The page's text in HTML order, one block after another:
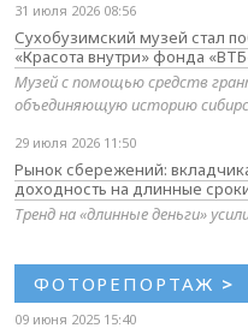
31 июля 2026 08:56
Сухобузимский музей стал
«Красота внутри» фонда
Музей с помощью средств
объединяющую историю
29 июля 2026 11:50
Рынок сбережений:
доходность на длинные
Тренд на «длинные деньги»
ФОТОРЕПОРТАЖ >
09 июня 2025 15:40